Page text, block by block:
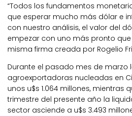
“Todos los fundamentos
que esperar mucho más dólar e
con nuestro análisis, el valor del
empezar con uno más pronto que
misma firma creada por Rogelio
Durante el pasado mes de marzo
agroexportadoras nucleadas en
unos u$s 1.064 millones, mientras
trimestre del presente año la
sector asciende a u$s 3.493